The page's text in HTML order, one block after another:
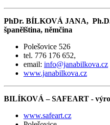
PhDr. BÍLKOVÁ JANA,
španělština, němčina
Polešovice 526
tel. 776 176 652,
email: info@janabilkova.cz
www.janabilkova.cz
BILÍKOVÁ – SAFEART -
www.safeart.cz